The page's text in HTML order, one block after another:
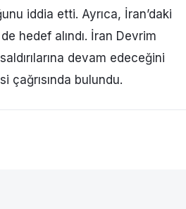
iddia etti. Ayrıca, İran’daki
hedef alındı. İran Devrim
devam edeceğini
çağrısında bulundu.